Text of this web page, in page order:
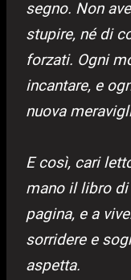
segno. Non
stupire, né di
forzati. Ogni
incantare, e
nuova
E così, cari
mano il libro
pagina, e a
sorridere e
aspetta.